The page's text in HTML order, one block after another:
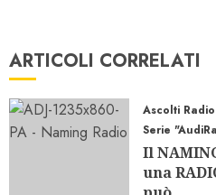
ARTICOLI CORRELATI
Ascolti Radio
Serie
Il
una